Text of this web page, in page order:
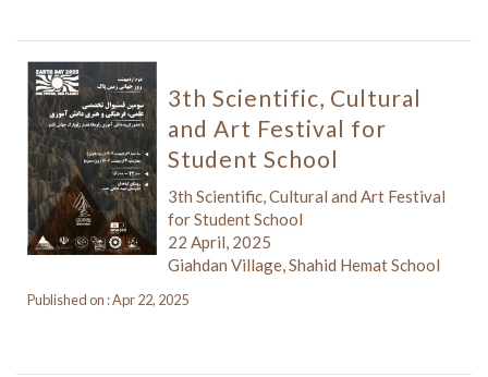
3th Scientific, Cultural
and Art Festival for
Student School
3th Scientific, Cultural and Art Festival
for Student School
22 April, 2025
Giahdan Village, Shahid Hemat School
Published on : Apr 22, 2025